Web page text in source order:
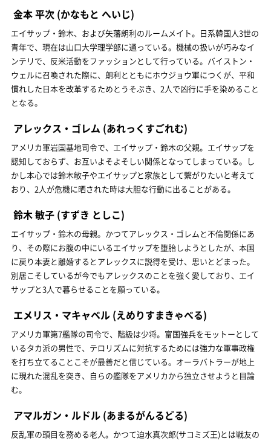
金本 平次 (かなもと へいじ)
エイサップ・鈴木、および矢藩朗利のルームメイト。日系韓国人3世の
青年で、現在は山口大学理学部に通っている。機械の扱いが巧みなイ
ンテリで、反米活動をファッションとして行っている。バイストン・
ウェルに召喚された際に、朗利とともにホウジョウ軍につくが、平和
慣れした日本を改革するためとうそぶき、2人で凶行に手を染めること
となる。
アレックス・ゴレム (あれっくすごれむ)
アメリカ軍岩国基地司令で、エイサップ・鈴木の父親。エイサップを
認知しておらず、お互いよそよそしい関係となってしまっている。し
かし本心では鈴木敏子やエイサップと家族として繋がりたいと考えて
おり、2人が危機に晒された時は大胆な行動に出ることがある。
鈴木 敏子 (すずき としこ)
エイサップ・鈴木の母親。かつてアレックス・ゴレムと不倫関係にあ
り、その際にお腹の中にいるエイサップを堕胎しようとしたが、本国
に戻り本妻と離婚するとアレックスに説得を受け、思いとどまった。
別居こそしているが今でもアレックスのことを強く愛しており、エイ
サップと3人で暮らせることを願っている。
エメリス・マキャベル (えめりすまきゃべる)
アメリカ軍第7艦隊の司令で、階級は少将。富国強兵をモットーとして
いるタカ派の男性で、テロリズムに対抗するためには強力な軍事政権
を打ち立てることこそが最善だと信じている。オーラバトラーが地上
に現れた混乱を突き、自らの艦隊をアメリカから独立させようと目論
む。
アマルガン・ルドル (あまるがんるどる)
反乱軍の頭目を務める老人。かつて迫水真次郎(サコミズ王)とは戦友の